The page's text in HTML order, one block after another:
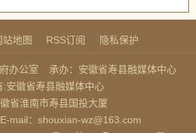
站地图 RSS订阅 隐私保护
办公室
承办：安徽省寿县融媒体中心
:安徽省寿县融媒体中心
省淮南市寿县国投大厦
E-mail：shouxian-wz@163.com